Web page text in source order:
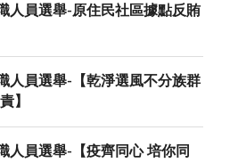
人員選舉-原住民社區據點反賄
人員選舉-【乾淨選風不分族群
】
人員選舉-【疫齊同心 培你同